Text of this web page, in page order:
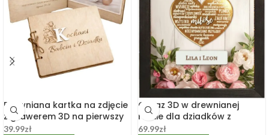
Drewniana kartka na zdjęcie
z grawerem 3D na pierwszy
Dzień Babci i Dziadka
39.99zł
Obraz 3D w drewnianej
ramie dla dziadków z
grawerem imion
69.99zł